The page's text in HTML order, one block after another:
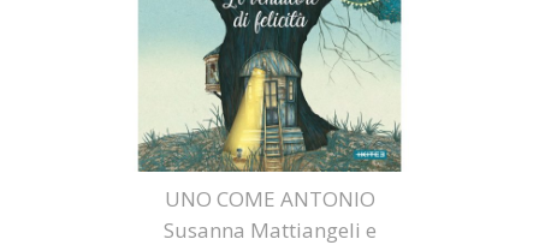
UNO COME ANTONIO
Susanna Mattiangeli e